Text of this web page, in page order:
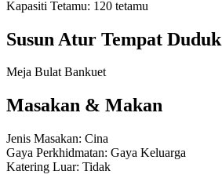
Kapasiti Tetamu: 120 tetamu
Susun Atur Tempat Duduk
Meja Bulat Bankuet
Masakan & Makan
Jenis Masakan: Cina
Gaya Perkhidmatan: Gaya Keluarga
Katering Luar: Tidak